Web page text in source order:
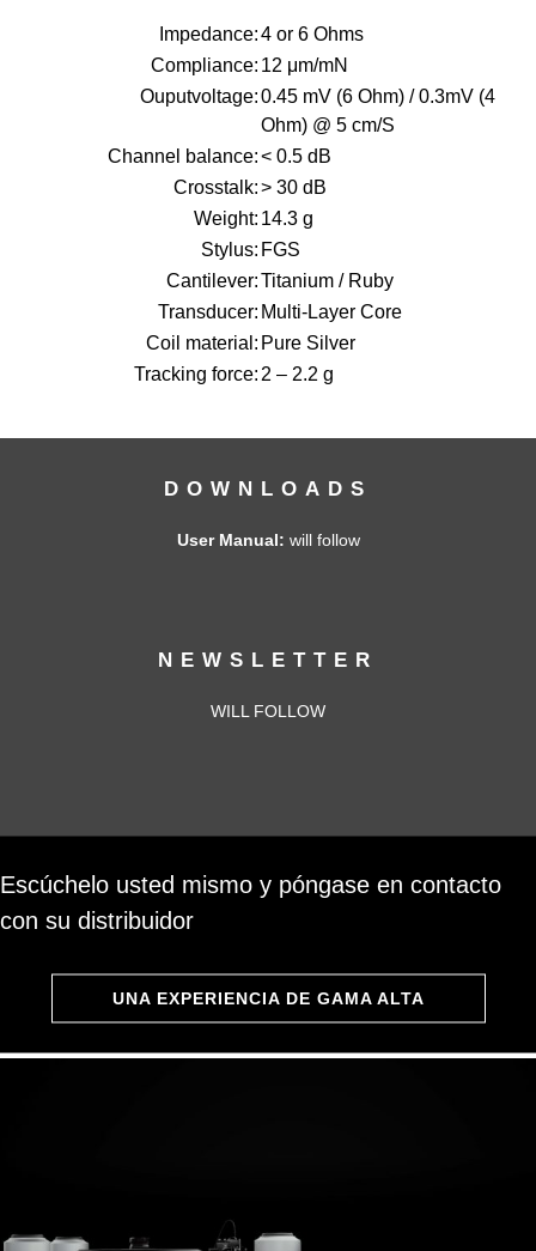
Impedance:4 or 6 Ohms
Compliance: 12 μm/mN
Ouputvoltage:0.45 mV (6 Ohm) / 0.3mV (4
Ohm) @ 5 cm/S
Channel balance:< 0.5 dB
Crosstalk:> 30 dB
Weight: 14.3 g
Stylus: FGS
Cantilever:Titanium / Ruby
Transducer: Multi-Layer Core
Coil material: Pure Silver
Tracking force: 2 – 2.2 g
DOWNLOADS
User Manual: will follow
NEWSLETTER
WILL FOLLOW
Escúchelo usted mismo y póngase en contacto
con su distribuidor
UNA EXPERIENCIA DE GAMA ALTA